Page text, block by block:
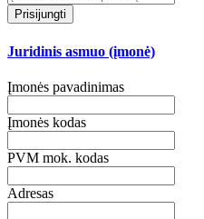
Prisijungti
Juridinis asmuo (įmonė)
Įmonės pavadinimas
Įmonės kodas
PVM mok. kodas
Adresas